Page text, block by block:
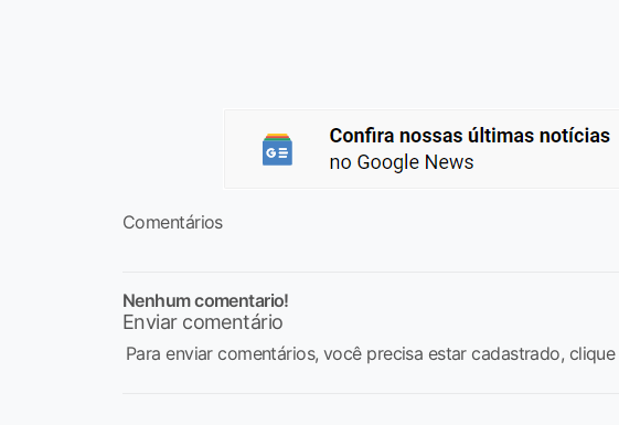
Comentários
Nenhum comentario!
Enviar comentário
Para enviar comentários, você precisa estar cadastrado, clique